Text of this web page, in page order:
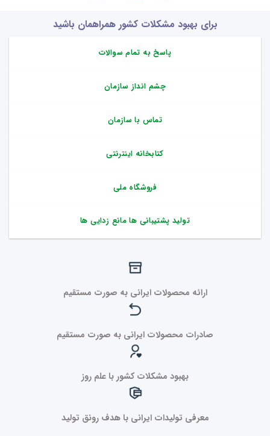
برای بهبود مشکلات کشور همراهمان باشید
پاسخ به تمام سوالات
چشم انداز سازمان
تماس با سازمان
کتابخانه اینترنتی
فروشگاه ملی
تولید پشتیبانی ها مانع زدایی ها
ارائه محصولات ایرانی به صورت مستقیم
صادرات محصولات ایرانی به صورت مستقیم
بهبود مشکلات کشور با علم روز
معرفی تولیدات ایرانی با هدف رونق تولید